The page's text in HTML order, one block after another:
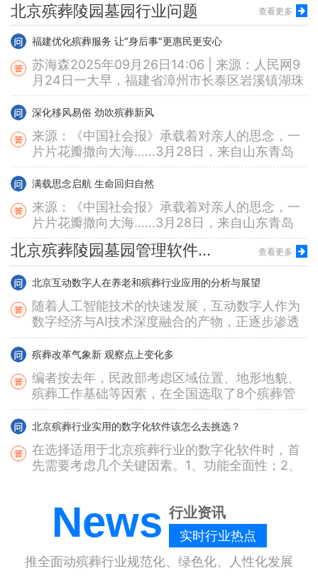
北京殡葬陵园墓园行业问题 查看更多
月24日一大早，福建省漳州市长泰区岩溪镇湖珠
村村民洪木山便出门来到一处生态园林巡逻。受
台风影响，当天凌晨，一场风雨席卷漳州。“主要
清扫树枝落...
深化移风易俗 劲吹殡葬新风
来源：《中国社会报》承载着对亲人的思念，一
片片花瓣撒向大海……3月28日，来自山东青岛
45个家庭的逝者家属如愿从青岛飞洋码头登船出
海，到达指定区域后，在深情凝望和默默祈祷
中，将亲人的骨灰罐通过牵引绳缓...
满载思念启航 生命回归自然
来源：《中国社会报》承载着对亲人的思念，一
片片花瓣撒向大海……3月28日，来自山东青岛
45个家庭的逝者家属如愿从青岛飞洋码头登船出
海，到达指定区域后，在深情凝望和默默祈祷
中，将亲人的骨灰罐通过牵引绳缓...
允许土葬的少数名族有哪些？
在中国，允许土葬的少数民族主要依据《殡葬管
理条例》及国家尊重少数民族风俗习惯的相关政
策。以下是可以合法土葬的少数民族及其特殊规
定： 一、明确允许土葬的少数民族1. 回族 - 习
俗：依伊斯兰教规实行速...
‌北京擅自新建殡葬设施的会有什么处罚？
擅自新建殡葬设施（如公墓、骨灰堂、火葬场
任。具体处罚依据《殡葬管理条例》《土地管理
法》《刑法》等相关法规，以下是详细规定：
一、法律禁止性规定1. 《殡葬管...
北京火化遗体有什么规定‌吗？
火化遗体的相关规定主要依据《殡葬管理条例》
及地方性法规，涉及火化区域、手续办理、遗体
处理、骨灰管理等方面。以下是具体规定和注意
事项： 一、火化区域规定（强制火化区 vs. 土葬
区）1. 强制火化区 ...
北京非公墓区坟墓修建有什么限制‌吗？
非公墓区（如农村集体土地、山地、林地等）修
建坟墓受到严格限制，违规可能面临强制拆除、
罚款甚至法律责任。以下是主要限制规定和注意
事项： 一、禁止修建坟墓的区域根据《殡葬管理
北京丧事活动有哪些限制吗？
规、地方政策和公序良俗，主要涉及殡葬管理、
环境保护、公共安全、宗教习俗等方面。以下是
主要的限制和注意事项： 一、殡葬管理相关限制
1. 遗体/骨灰处理限制-...
北京骨灰处理方式‌
骨灰的处理方式多样，可根据个人意愿、宗教信
北京殡葬陵园墓园管理软件系统相关问题 查看更多
北京互动数字人在养老和殡葬行业应用的分析与展望
随着人工智能技术的快速发展，互动数字人作为
数字经济与AI技术深度融合的产物，正逐步渗透
至养老、殡葬等传统行业。中殡网作为中国殡葬
协会唯一授权平台，通过创新数字人技术，为行
业提供了情感慰藉、服务升级的新...
殡葬改革气象新 观察点上变化多
编者按去年，民政部考虑区域位置、地形地貌、
殡葬工作基础等因素，在全国选取了8个殡葬管
理服务工作观察点，其中省级观察点2个（含直
辖市）、地市级观察点4个（含省会城市）、县
级观察点2个。在民政部统一部署下...
北京殡葬行业实用的数字化软件该怎么去挑选？
在选择适用于北京殡葬行业的数字化软件时，首
先需要考虑几个关键因素。1、功能全面性；2、
为关键的一点，因为它直...
殡葬服务系统（殡葬管理信息系统或智慧殡葬平
台）是为提升殡葬服务效率、规范管理、便民服
务而设计的综合性信息化平台，通常涵盖业务办
理、流程管理、数据统计、公共服务等功能模
News 行业资讯
实时行业热点
推全面动殡葬行业规范化、绿色化、人性化发展